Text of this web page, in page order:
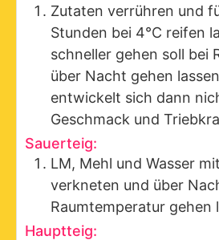
Zutaten verrühren und
Stunden bei 4°C reifen
schneller gehen soll bei
über Nacht gehen
entwickelt sich dann
Geschmack und
Sauerteig:
LM, Mehl und Wasser
verkneten und über
Raumtemperatur gehen
Hauptteig: